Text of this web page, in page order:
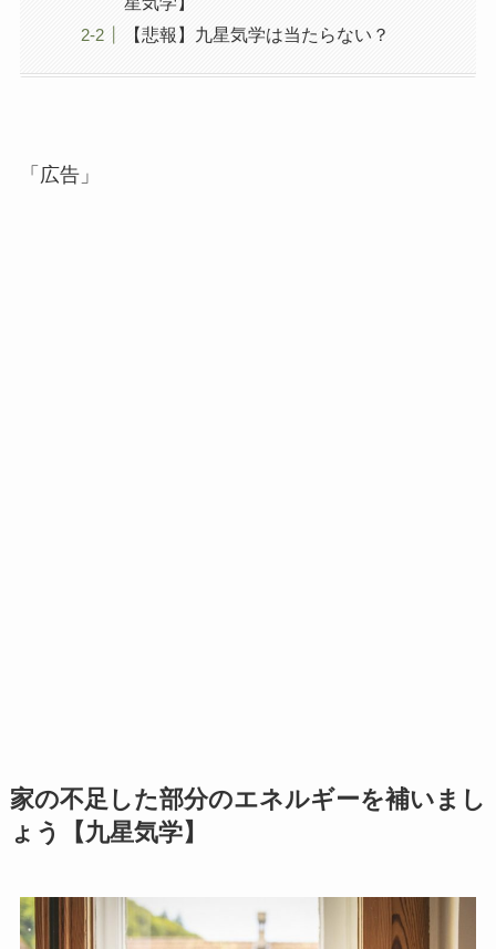
【悲報】九星気学は当たらない？
「広告」
家の不足した部分のエネルギーを補いまし
ょう【九星気学】